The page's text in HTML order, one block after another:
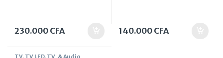
230.000 CFA 140.000 CFA